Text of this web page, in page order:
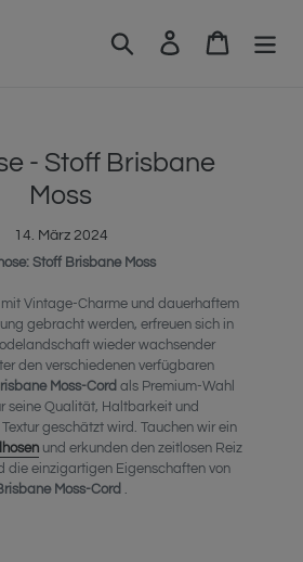
Suchen EinloggenWarenkorb
- Stoff Brisbane
Moss
14. März 2024
Stoff Brisbane Moss
Vintage-Charme und dauerhaftem
gebracht werden, erfreuen sich in
wieder wachsender
den verschiedenen verfügbaren
Moss-Cord als Premium-Wahl
seine Qualität, Haltbarkeit und
geschätzt wird. Tauchen wir ein
und erkunden den zeitlosen Reiz
die einzigartigen Eigenschaften von
Moss-Cord .